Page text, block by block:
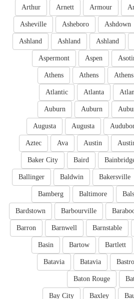
Armour
Arnett
Arthur
Ashdown
Asheboro
Asheville
Ashland
Ashland
Ashland
Aspen
Aspermont
Athens
Athens
Athens
Atlanta
Atlantic
Auburn
Auburn
Augusta
Augusta
Austin
Ava
Aztec
Baird
Baker City
Bakersville
Baldwin
Ballinger
Baltimore
Bamberg
Barbourville
Bardstown
Barnstable
Barnwell
Barron
Bartlett
Bartow
Basin
Batavia
Batavia
Baton Rouge
Baxley
Bay City